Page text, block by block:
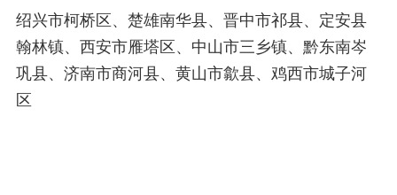
绍兴市柯桥区、楚雄南华县、晋中市祁县、定安县
翰林镇、西安市雁塔区、中山市三乡镇、黔东南岑
巩县、济南市商河县、黄山市歙县、鸡西市城子河
区